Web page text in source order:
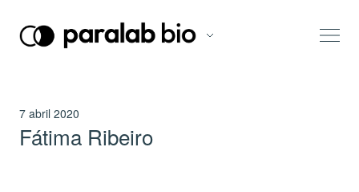
7 abril 2020
Fátima Ribeiro